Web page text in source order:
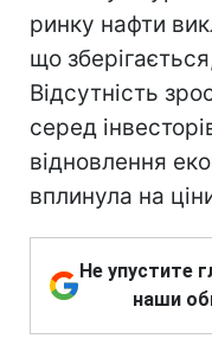
ринку нафти
що
Відсутність
серед
відновлення
вплинула на
Не упустите
наши